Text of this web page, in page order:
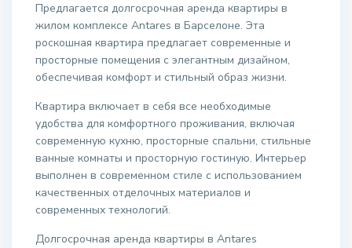
Предлагается долгосрочная аренда квартиры в
жилом комплексе Antares в Барселоне. Эта
роскошная квартира предлагает современные и
просторные помещения с элегантным дизайном,
обеспечивая комфорт и стильный образ жизни.
Квартира включает в себя все необходимые
удобства для комфортного проживания, включая
современную кухню, просторные спальни, стильные
ванные комнаты и просторную гостиную. Интерьер
выполнен в современном стиле с использованием
качественных отделочных материалов и
современных технологий.
Долгосрочная аренда квартиры в Antares